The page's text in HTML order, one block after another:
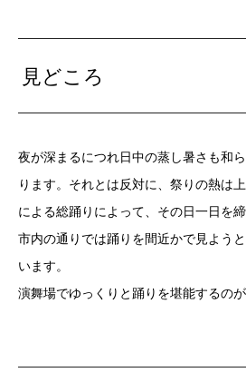
見どころ
夜が深まるにつれ日中の蒸し暑さも和
ります。それとは反対に、祭りの熱は
による総踊りによって、その日一日を締
市内の通りでは踊りを間近かで見よう
います。
演舞場でゆっくりと踊りを堪能するのが